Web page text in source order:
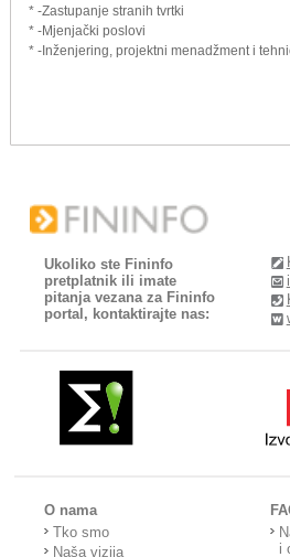
* -Zastupanje stranih tvrtki
* -Mjenjački poslovi
* -Inženjering, projektni menadžment i
Ukoliko ste Fininfo
pretplatnik ili imate
pitanja vezana za Fininfo
portal, kontaktirajte nas:
O nama
Tko smo
Naša vizija
i